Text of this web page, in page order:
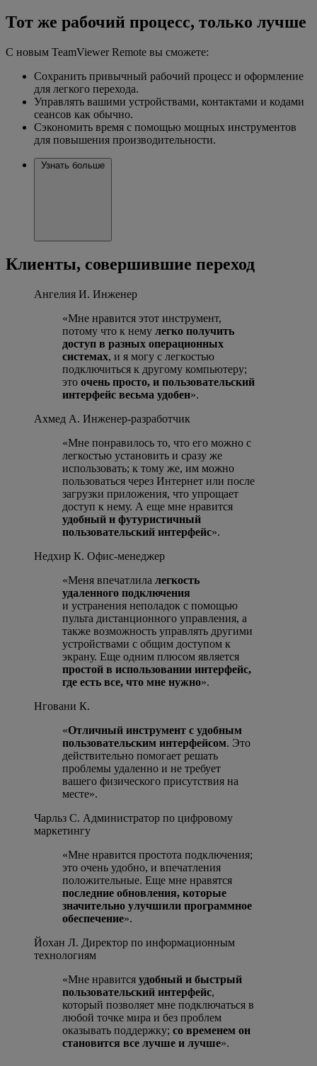
Тот же рабочий процесс, только лучше
С новым TeamViewer Remote вы сможете:
Сохранить привычный рабочий процесс и оформление
для легкого перехода.
Управлять вашими устройствами, контактами и кодами
сеансов как обычно.
Сэкономить время с помощью мощных инструментов
для повышения производительности.
Узнать больше
Клиенты, совершившие переход
Ангелия И. Инженер
«Мне нравится этот инструмент,
потому что к нему легко получить
доступ в разных операционных
системах, и я могу с легкостью
подключиться к другому компьютеру;
это очень просто, и пользовательский
интерфейс весьма удобен».
Ахмед А. Инженер-разработчик
«Мне понравилось то, что его можно с
легкостью установить и сразу же
использовать; к тому же, им можно
пользоваться через Интернет или после
загрузки приложения, что упрощает
доступ к нему. А еще мне нравится
удобный и футуристичный
пользовательский интерфейс».
Недхир К. Офис-менеджер
«Меня впечатлила легкость
удаленного подключения
и устранения неполадок с помощью
пульта дистанционного управления, а
также возможность управлять другими
устройствами с общим доступом к
экрану. Еще одним плюсом является
простой в использовании интерфейс,
где есть все, что мне нужно».
Нговани К.
«Отличный инструмент с удобным
пользовательским интерфейсом. Это
действительно помогает решать
проблемы удаленно и не требует
вашего физического присутствия на
месте».
Чарльз С. Администратор по цифровому
маркетингу
«Мне нравится простота подключения;
это очень удобно, и впечатления
положительные. Еще мне нравятся
последние обновления, которые
значительно улучшили программное
обеспечение».
Йохан Л. Директор по информационным
технологиям
«Мне нравится удобный и быстрый
пользовательский интерфейс,
который позволяет мне подключаться в
любой точке мира и без проблем
оказывать поддержку; со временем он
становится все лучше и лучше».